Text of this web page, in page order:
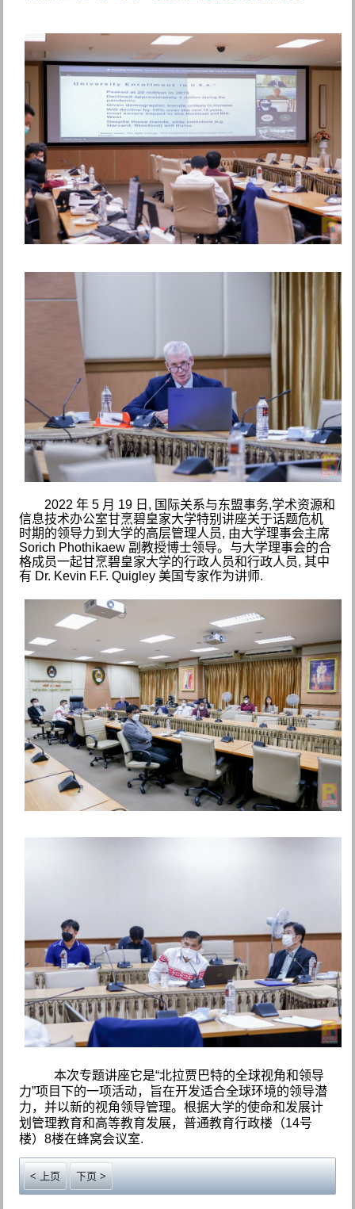
2022年 5 月 19 日 , 国 际关系与东盟事务,学术资源和
信息技术办公室甘烹碧皇家大学特别讲座关于话题危机
时期的领导力到大学的高层管理人员, 由大学理事会主席
Sorich Phothikaew 副教授博士领导。与大学理事会的合
格成员一起甘烹碧皇家大学的行政人员和行政人员,其中
有 Dr. Kevin F.F. Quigley美国专家作为讲师.
本次专题讲座它是“北拉贾巴特的全球视角和领导
力”项目下的一项活动，旨在开发适合全球环境的领导潜
力，并以新的视角领导管理。根据大学的使命和发展计
划管理教育和高等教育发展，普通教育行政楼（14号
楼）8楼在蜂窝会议室.
< 上页 下页 >